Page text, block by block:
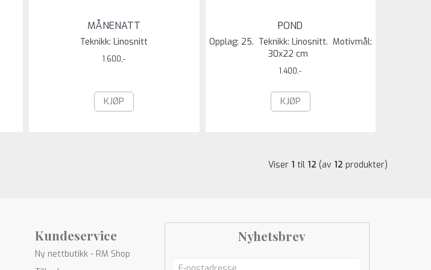
MÅNENATT
Teknikk: Linosnitt
1.600,-
KJØP
POND
Opplag: 25. Teknikk: Linosnitt. Motivmål:
30x22 cm
1.400,-
KJØP
Viser 1 til 12 (av 12 produkter)
Kundeservice
Ny nettbutikk - RM Shop
Nyhetsbrev